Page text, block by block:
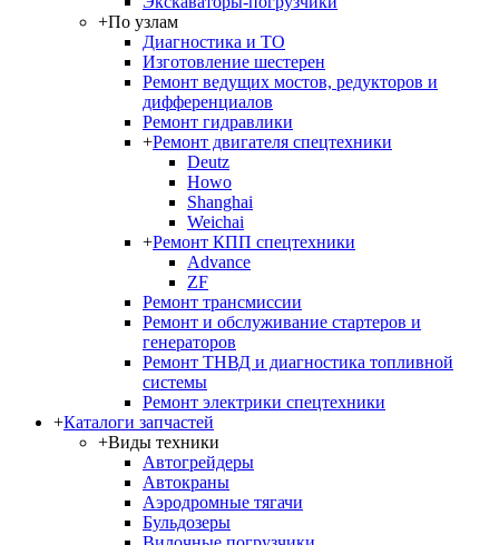
+По узлам
Диагностика и ТО
Изготовление шестерен
Ремонт ведущих мостов, редукторов и
дифференциалов
Ремонт гидравлики
+Ремонт двигателя спецтехники
Deutz
Howo
Shanghai
Weichai
+Ремонт КПП спецтехники
Advance
ZF
Ремонт трансмиссии
Ремонт и обслуживание стартеров и
генераторов
Ремонт ТНВД и диагностика топливной
системы
Ремонт электрики спецтехники
+Каталоги запчастей
+Виды техники
Автогрейдеры
Автокраны
Аэродромные тягачи
Бульдозеры